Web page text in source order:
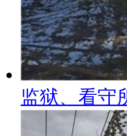
监狱、看守